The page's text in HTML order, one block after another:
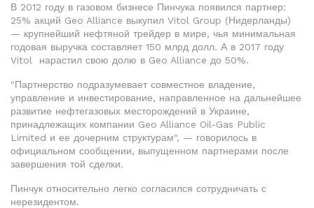
В 2012 году в газовом бизнесе Пинчука появился партнер:
25% акций Geo Alliance выкупил Vitol Group (Нидерланды)
— крупнейший нефтяной трейдер в мире, чья минимальная
годовая выручка составляет 150 млрд долл. А в 2017 году
Vitol нарастил свою долю в Geo Alliance до 50%.
"Партнерство подразумевает совместное владение,
управление и инвестирование, направленное на дальнейшее
развитие нефтегазовых месторождений в Украине,
принадлежащих компании Geo Alliance Oil-Gas Public
Limited и ее дочерним структурам", — говорилось в
официальном сообщении, выпущенном партнерами после
завершения той сделки.
Пинчук относительно легко согласился сотрудничать с
нерезидентом.